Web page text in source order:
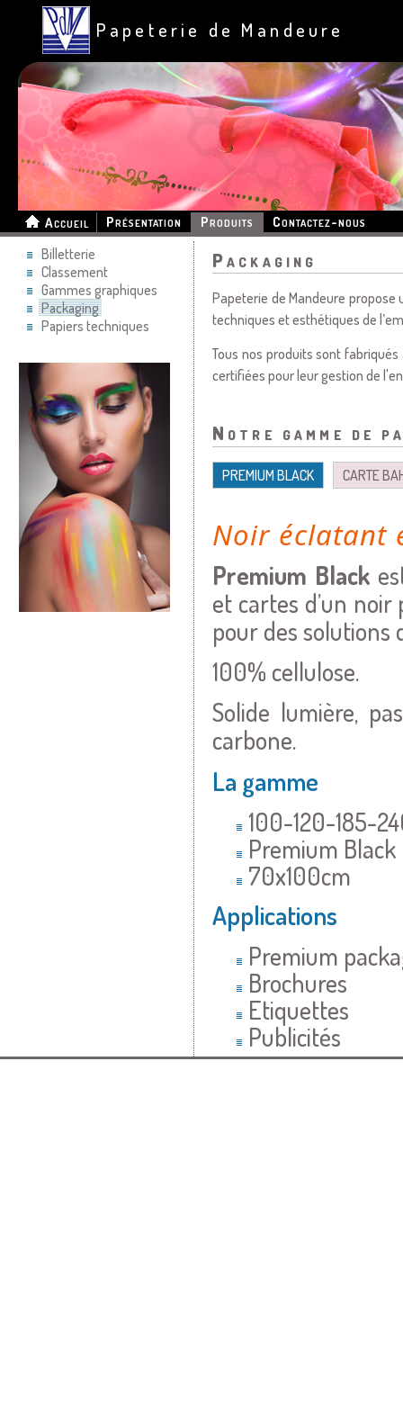
Papeterie de Mandeure
Accueil Présentation Produits Contactez-nous
Billetterie
Classement
Gammes graphiques
Packaging
Papiers techniques
Packaging
Papeterie de Mandeure
techniques et esthétiques de
Tous nos produits sont
certifiées pour leur gestion de
Notre gamme de
PREMIUM BLACK CARTE
Noir éclatant
Premium Black
et cartes d’un
pour des solutions
100% cellulose.
Solide lumière,
carbone.
La gamme
100-120-185-
Premium Black
70x100cm
Applications
Premium
Brochures
Etiquettes
Publicités